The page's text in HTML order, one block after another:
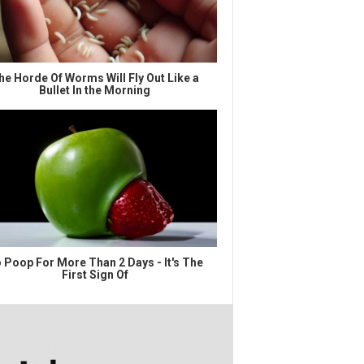
Horde Of Worms Will Fly Out Like a
Bullet In the Morning
Poop For More Than 2 Days - It's The
First Sign Of